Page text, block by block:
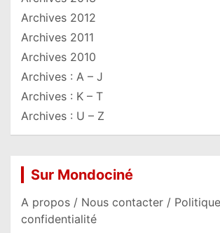
Archives 2012
Archives 2011
Archives 2010
Archives : A – J
Archives : K – T
Archives : U – Z
Sur Mondociné
A propos / Nous contacter /
confidentialité